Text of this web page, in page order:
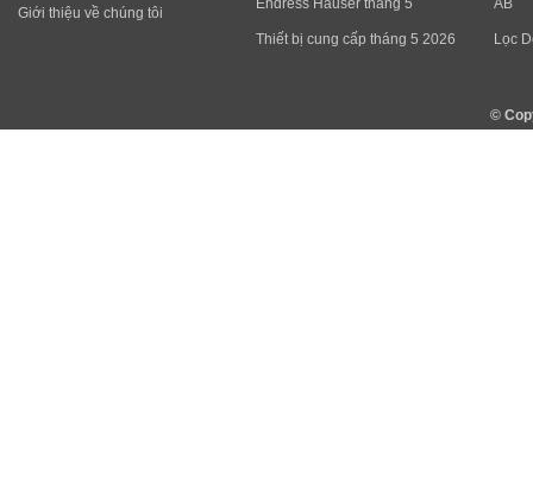
Giới thiệu về chúng tôi
Endress Hauser tháng 5
Thiết bị cung cấp tháng 5 2026
AB
Lọc
©